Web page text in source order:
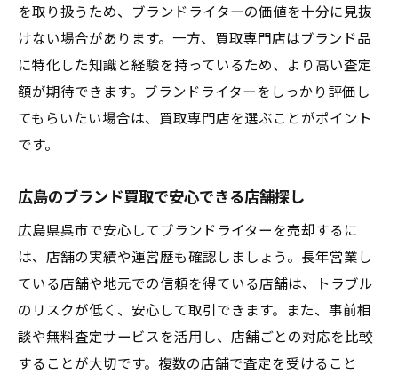
を取り扱うため、ブランドライターの価値を十分に見抜
けない場合があります。一方、買取専門店はブランド品
に特化した知識と経験を持っているため、より高い査定
額が期待できます。ブランドライターをしっかり評価し
てもらいたい場合は、買取専門店を選ぶことがポイント
です。
広島のブランド買取で安心できる店舗探し
広島県呉市で安心してブランドライターを売却するに
は、店舗の実績や運営歴も確認しましょう。長年営業し
ている店舗や地元での信頼を得ている店舗は、トラブル
のリスクが低く、安心して取引できます。また、事前相
談や無料査定サービスを活用し、店舗ごとの対応を比較
することが大切です。複数の店舗で査定を受けること